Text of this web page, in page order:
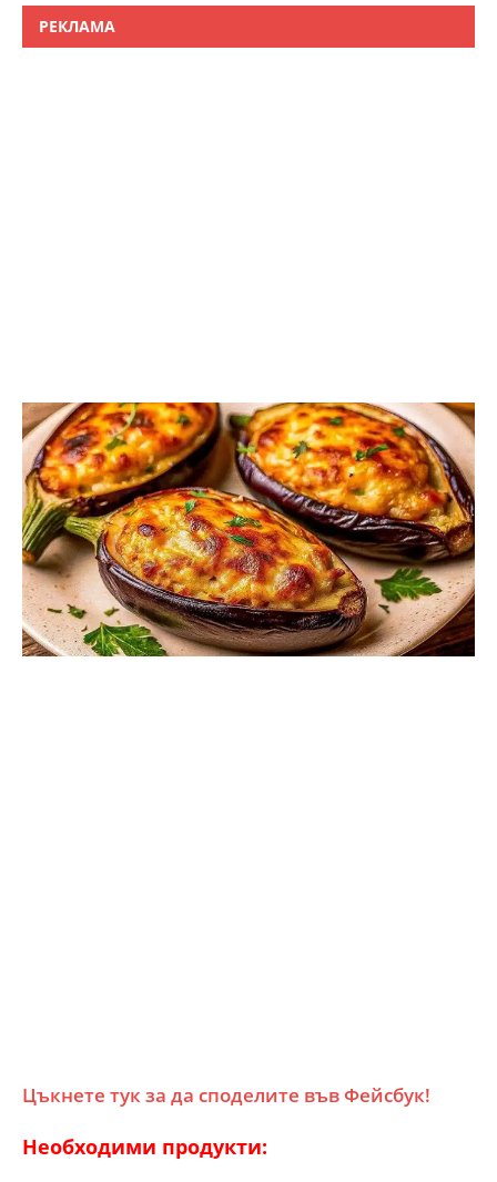
РЕКЛАМА
Цъкнете тук за да споделите във Фейсбук!
Необходими продукти: